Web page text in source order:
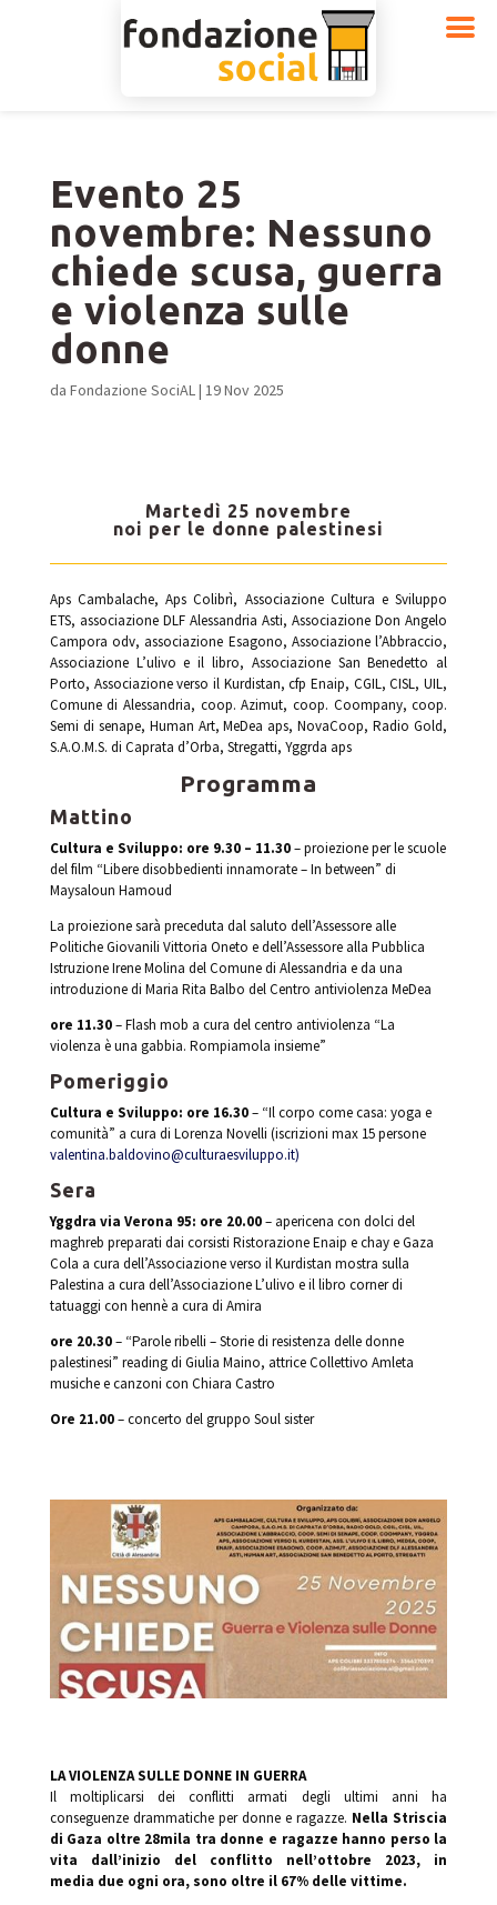
Evento 25
novembre: Nessuno
chiede scusa, guerra
e violenza sulle
donne
da Fondazione SociAL| 19 Nov 2025
Martedì 25 novembre
noi per le donne palestinesi
Aps Cambalache, Aps Colibrì, Associazione Cultura e Sviluppo
ETS, associazione DLF Alessandria Asti, Associazione Don Angelo
Campora odv, associazione Esagono, Associazione l’Abbraccio,
Associazione L’ulivo e il libro, Associazione San Benedetto al
Porto, Associazione verso il Kurdistan, cfp Enaip, CGIL, CISL, UIL,
Comune di Alessandria, coop. Azimut, coop. Coompany, coop.
Semi di senape, Human Art, MeDea aps, NovaCoop, Radio Gold,
S.A.O.M.S. di Caprata d’Orba, Stregatti, Yggrda aps
Programma
Mattino
Cultura e Sviluppo: ore 9.30 – 11.30– proiezione per le scuole
del film “Libere disobbedienti innamorate – In between” di
Maysaloun Hamoud
La proiezione sarà preceduta dal saluto dell’Assessore alle
Politiche Giovanili Vittoria Oneto e dell’Assessore alla Pubblica
Istruzione Irene Molina del Comune di Alessandria e da una
introduzione di Maria Rita Balbo del Centro antiviolenza MeDea
ore 11.30– Flash mob a cura del centro antiviolenza “La
violenza è una gabbia. Rompiamola insieme”
Pomeriggio
Cultura e Sviluppo: ore 16.30– “Il corpo come casa: yoga e
comunità” a cura di Lorenza Novelli (iscrizioni max 15 persone
valentina.baldovino@culturaesviluppo.it)
Sera
Yggdra via Verona 95: ore 20.00– apericena con dolci del
maghreb preparati dai corsisti Ristorazione Enaip e chay e Gaza
Cola a cura dell’Associazione verso il Kurdistan mostra sulla
Palestina a cura dell’Associazione L’ulivo e il libro corner di
tatuaggi con hennè a cura di Amira
ore 20.30– “Parole ribelli – Storie di resistenza delle donne
palestinesi” reading di Giulia Maino, attrice Collettivo Amleta
musiche e canzoni con Chiara Castro
Ore 21.00– concerto del gruppo Soul sister
LA VIOLENZA SULLE DONNE IN GUERRA
Il moltiplicarsi dei conflitti armati degli ultimi anni ha
conseguenze drammatiche per donne e ragazze. Nella Striscia
di Gaza oltre 28mila tra donne e ragazze hanno perso la
vita dall’inizio del conflitto nell’ottobre 2023, in
media due ogni ora, sono oltre il 67% delle vittime.